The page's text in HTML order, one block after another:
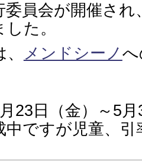
員会が開催され
た。
メンドシーノ
23日（金）～5月
ですが児童、引